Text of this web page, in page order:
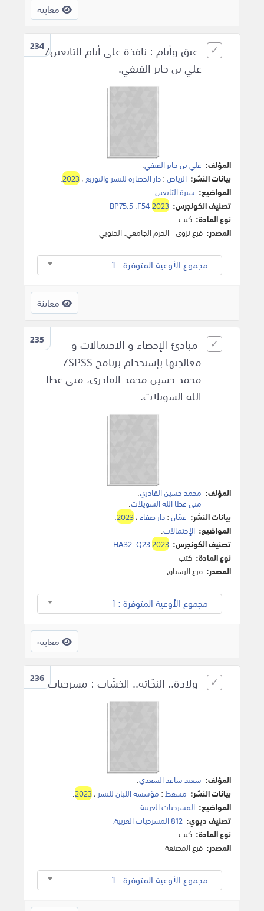
معاينة
234عبق وأيام : نافذة على أيام التابعين/
علي بن جابر الفيفي.
المؤلف: علي بن جابر الفيفي.
بيانات النشر: الرياض:دار الحضارة للنشر والتوزيع،2023
.
المواضيع: سيرة التابعين.
تصنيف الكونجرس:
BP75.5 .F542023
نوع المادة: كتب
المصدر: فرع نزوى - الحرم الجامعي: الجنوبي
مجموع الأوعية المتوفرة : 1
معاينة
235
مبادئ الإحصاء و الاحتمالات و
معالجتها بإستخدام برنامج SPSS‎/
محمد حسين محمد القادري، منى عطا
الله الشويلات.
المؤلف: محمد حسين القادري.
منى عطا الله الشويلات.
بيانات النشر: عمّان:دار صفاء،2023
.
المواضيع: الإحتمالات.
تصنيف الكونجرس:
HA32 .Q232023
نوع المادة: كتب
المصدر: فرع الرستاق
مجموع الأوعية المتوفرة : 1
معاينة
236 ولادة.. النحَاته.. الخشَاب : مسرحيات
المؤلف: سعيد ساعد السعدي.
بيانات النشر: مسقط: مؤسسة اللبان للنشر ،2023
.
المواضيع: المسرحيات العربية.
تصنيف ديوي: 812 المسرحيات العربية.
نوع المادة: كتب
المصدر: فرع المصنعة
مجموع الأوعية المتوفرة : 1